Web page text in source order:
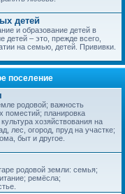
детей
и образование детей в
детей – это, прежде всего,
на семью, детей. Прививки.
поселение
родовой; важность
поместий; планировка
хозяйствования на
лес, огород, пруд на участке;
быт и другое.
родовой земли: семья;
ремёсла;